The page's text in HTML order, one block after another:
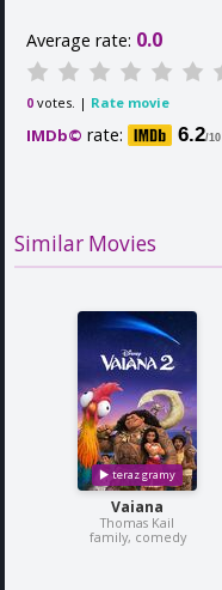
Average rate: 0.0
0 votes. | Rate movie
IMDb© rate: 6.2/10
Similar Movies
Vaiana
Thomas Kail
family, comedy